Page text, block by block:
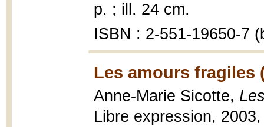
p. ; ill. 24 cm.
ISBN : 2-551-19650-7
Les amours fragiles
Anne-Marie Sicotte,
Libre expression,